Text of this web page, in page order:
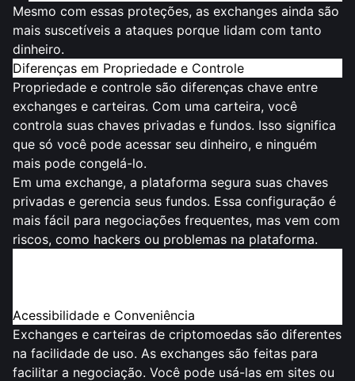
Mesmo com essas proteções, as exchanges ainda são
mais suscetíveis a ataques porque lidam com tanto
dinheiro.
Diferenças em Propriedade e Controle
Propriedade e controle são diferenças chave entre
exchanges e carteiras. Com uma carteira, você
controla suas chaves privadas e fundos. Isso significa
que só você pode acessar seu dinheiro, e ninguém
mais pode congelá-lo.
Em uma exchange, a plataforma segura suas chaves
privadas e gerencia seus fundos. Essa configuração é
mais fácil para negociações frequentes, mas vem com
riscos, como hackers ou problemas na plataforma.
Acessibilidade e Conveniência
Exchanges e carteiras de criptomoedas são diferentes
na facilidade de uso. As exchanges são feitas para
facilitar a negociação. Você pode usá-las em sites ou